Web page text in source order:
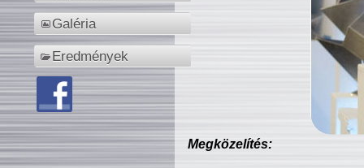
Galéria
Eredmények
Megközelítés: